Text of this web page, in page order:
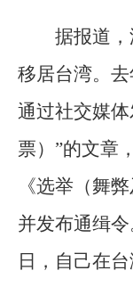
据报道
移居台湾。
通过社交媒
票）”的文章
《选举（舞
并发布通缉
日，自己在